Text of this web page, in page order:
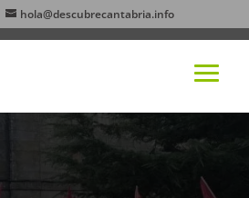
hola@descubrecantabria.info